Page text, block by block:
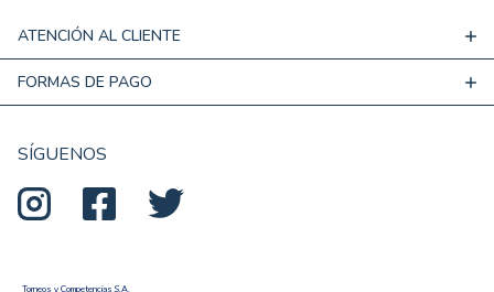
ATENCIÓN AL CLIENTE
FORMAS DE PAGO
SÍGUENOS
Torneos y Competencias S.A.